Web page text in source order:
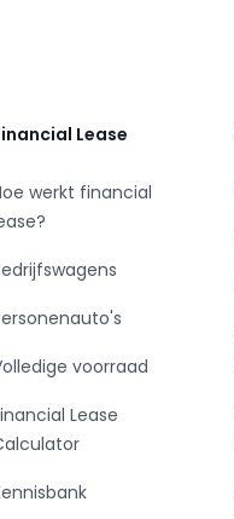
Lease
werkt financial
voorraad
Lease